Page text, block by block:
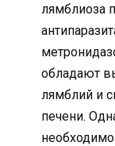
лямблиоза
обладают
лямблий и
печени.
необходимо